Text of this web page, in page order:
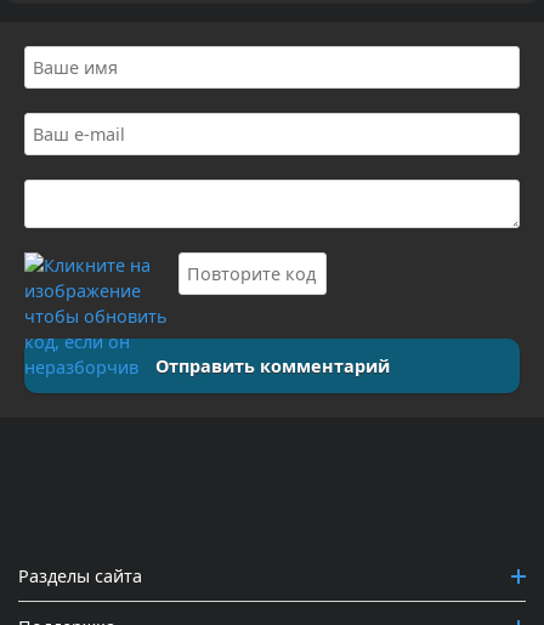
Отправить комментарий
Разделы сайта